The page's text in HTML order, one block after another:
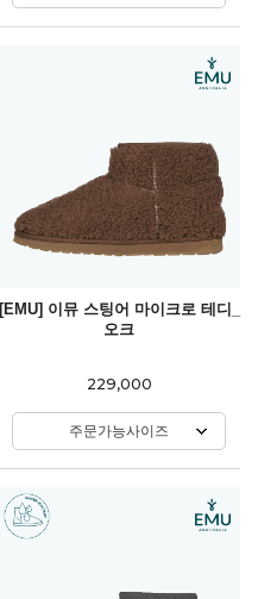
[EMU] 이뮤 스팅어 마이크로 테디_
오크
229,000
주문가능사이즈